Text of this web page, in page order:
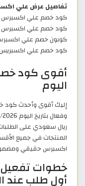
تفاصيل عرض علي
كود خصم علي اكسبرس 2026
كود خصم علي اكسبرس
كوبون خصم علي
كود خصم علي
أقوى كود
اليوم
إليك أقوى وأحدث كود
المنتجات في جميع
اكسبرس حقيقي
خطوات
أول طلب عند